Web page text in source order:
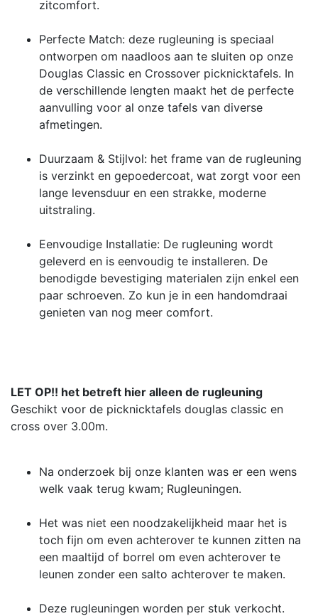
zitcomfort.
Perfecte Match: deze rugleuning is speciaal
ontworpen om naadloos aan te sluiten op onze
Douglas Classic en Crossover picknicktafels. In
de verschillende lengten maakt het de perfecte
aanvulling voor al onze tafels van diverse
afmetingen.
Duurzaam & Stijlvol: het frame van de rugleuning
is verzinkt en gepoedercoat, wat zorgt voor een
lange levensduur en een strakke, moderne
uitstraling.
Eenvoudige Installatie: De rugleuning wordt
geleverd en is eenvoudig te installeren. De
benodigde bevestiging materialen zijn enkel een
paar schroeven. Zo kun je in een handomdraai
genieten van nog meer comfort.
LET OP!! het betreft hier alleen de rugleuning
Geschikt voor de picknicktafels douglas classic en
cross over 3.00m.
Na onderzoek bij onze klanten was er een wens
welk vaak terug kwam; Rugleuningen.
Het was niet een noodzakelijkheid maar het is
toch fijn om even achterover te kunnen zitten na
een maaltijd of borrel om even achterover te
leunen zonder een salto achterover te maken.
Deze rugleuningen worden per stuk verkocht.